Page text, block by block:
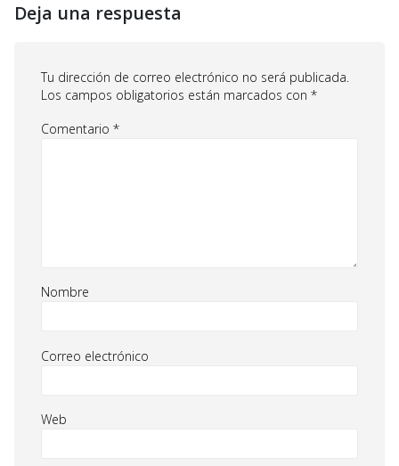
Deja una respuesta
Tu dirección de correo electrónico no será publicada.
Los campos obligatorios están marcados con *
Comentario *
Nombre
Correo electrónico
Web